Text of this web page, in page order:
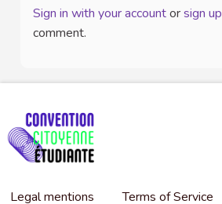
Sign in with your accountorsign up
comment.
Legal mentions Terms of Service